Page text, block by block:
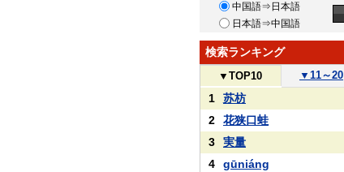
中国語⇒日本語
日本語⇒中国語
検索ランキング
▼ TOP10 ▼ 11～20
1
苏枋
2
花狭口蛙
3
実量
4
gūniáng